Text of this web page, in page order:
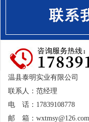
温县泰明实业有限公司
联系人：范经理
电 话：17839108778
邮 箱： wxtmsy@126.com